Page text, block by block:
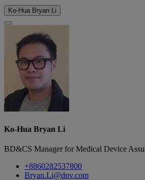
Ko-Hua Bryan Li
Ko-Hua Bryan Li
BD&CS Manager for Medical Device
+8860282537800
Bryan.Li@dnv.com